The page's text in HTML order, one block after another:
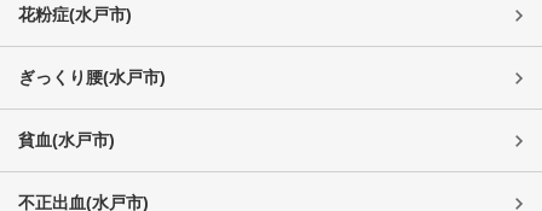
花粉症(水戸市)
ぎっくり腰(水戸市)
貧血(水戸市)
不正出血(水戸市)